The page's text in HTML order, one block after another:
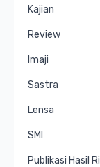
Kajian
Review
Imaji
Sastra
Lensa
SMI
Publikasi Hasil